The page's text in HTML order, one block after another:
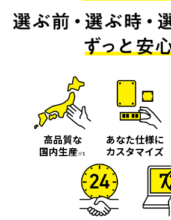
ワークステーション
Windows 11|
iiyama
Windows 11| Copilot+
スペッ
AIおすす
高品質な
国内生産※1
あなた仕様に
カスタマイズ